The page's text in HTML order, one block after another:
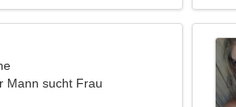
Mann sucht Frau